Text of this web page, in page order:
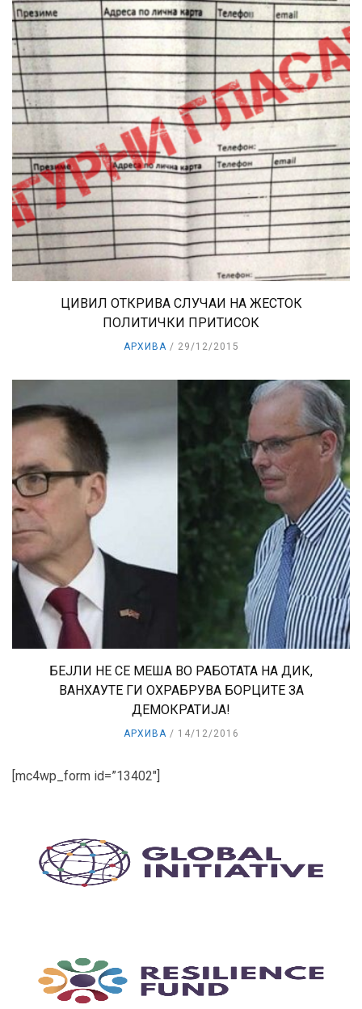
ЦИВИЛ ОТКРИВА СЛУЧАИ НА ЖЕСТОК
ПОЛИТИЧКИ ПРИТИСОК
АРХИВА 29/12/2015
БЕЈЛИ НЕ СЕ МЕША ВО РАБОТАТА НА ДИК,
ВАНХАУТЕ ГИ ОХРАБРУВА БОРЦИТЕ ЗА
ДЕМОКРАТИЈА!
АРХИВА 14/12/2016
[mc4wp_form id=”13402″]